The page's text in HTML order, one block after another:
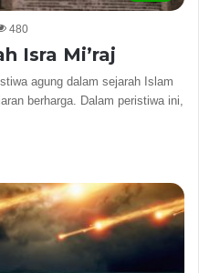
480
Isra Mi’raj
agung dalam sejarah Islam
berharga. Dalam peristiwa ini,